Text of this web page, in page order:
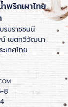
พริกเผาไทย
มราชชนนี
เขตทวีวัฒนา
เทศไทย
8